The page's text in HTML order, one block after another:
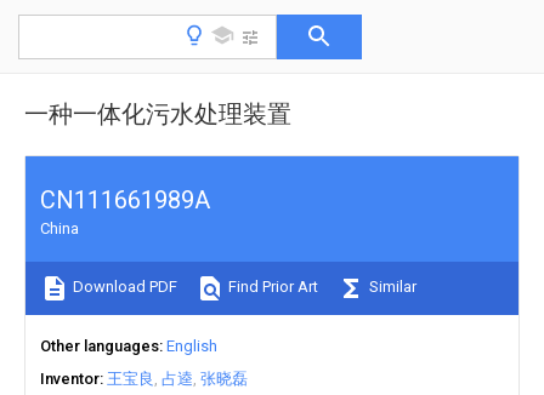
一种一体化污水处理装置
CN111661989A
China
Download PDF Find Prior Art Similar
Other languages English
Inventor 王宝良 占逵 张晓磊